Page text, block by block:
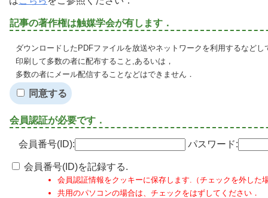
記事の著作権は触媒学会が有します．
ダウンロードしたPDFファイルを放送やネットワークを利用するなど
印刷して多数の者に配布すること,あるいは，
多数の者にメール配信することなどはできません．
同意する
会員認証が必要です．
会員番号(ID): パスワード:
会員番号(ID)を記録する.
会員認証情報をクッキーに保存します.（チェックを外した
共用のパソコンの場合は、チェックをはずしてください．